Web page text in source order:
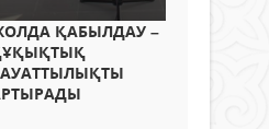
ҚАБЫЛДАУ –